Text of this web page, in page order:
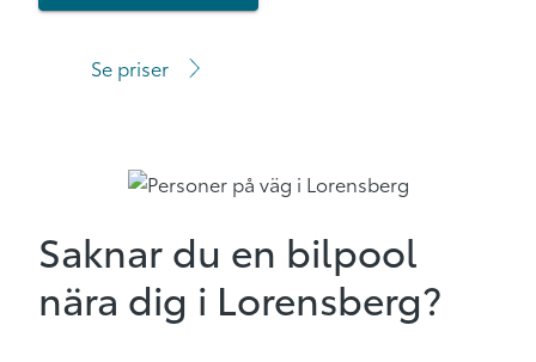
Se priser
Saknar du en bilpool
nära dig i Lorensberg?